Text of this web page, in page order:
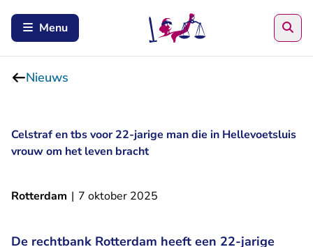
Menu
Nieuws
Celstraf en tbs voor 22-jarige man die in Hellevoetsluis
vrouw om het leven bracht
Rotterdam | 7 oktober 2025
De rechtbank Rotterdam heeft een 22-jarige